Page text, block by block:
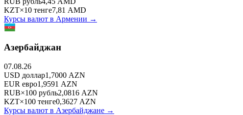
KZT×10 тенге7,81 AMD
Курсы валют в Армении →
Азербайджан
07.08.26
USD доллар1,7000 AZN
EUR евро1,9591 AZN
RUB×100 рубль2,0816 AZN
KZT×100 тенге0,3627 AZN
Курсы валют в Азербайджане →